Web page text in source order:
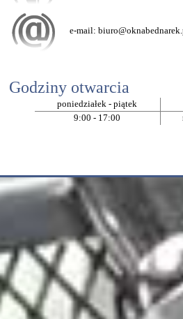
e-mail:
Godziny otwarcia
poniedziałek - piątek
9:00 - 17:00